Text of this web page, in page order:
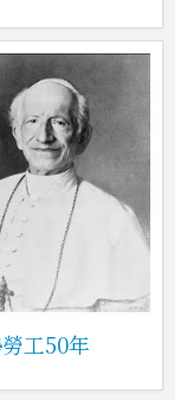
工50年